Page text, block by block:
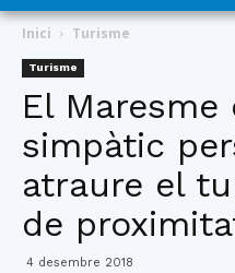
Inici Turisme
Turisme
El Maresme
simpàtic
atraure el
de
4 desembre 2018